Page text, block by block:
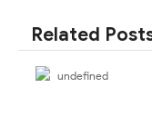
Related
undefined